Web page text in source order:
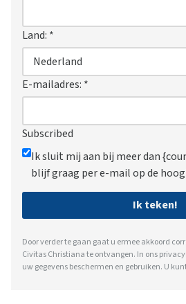
Land: *
E-mailadres: *
Subscribed
Ik sluit mij aan bij meer dan
blijf graag per e-mail op de
Ik teken!
Door verder te gaan gaat u ermee akkoord
Civitas Christiana te ontvangen. In ons
uw gegevens beschermen en gebruiken. U